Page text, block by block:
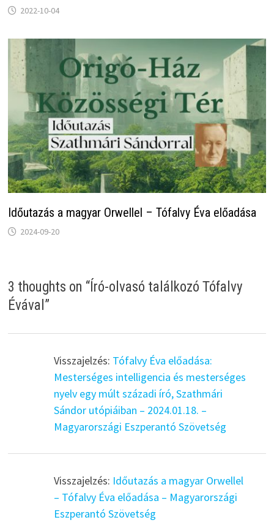
2022-10-04
Időutazás a magyar Orwellel – Tófalvy Éva előadása
2024-09-20
3 thoughts on “Író-olvasó találkozó Tófalvy
Évával ”
Visszajelzés: Tófalvy Éva előadása:
Mesterséges intelligencia és mesterséges
nyelv egy múlt századi író, Szathmári
Sándor utópiáiban – 2024.01.18. –
Magyarországi Eszperantó Szövetség
Visszajelzés: Időutazás a magyar Orwellel
– Tófalvy Éva előadása – Magyarországi
Eszperantó Szövetség